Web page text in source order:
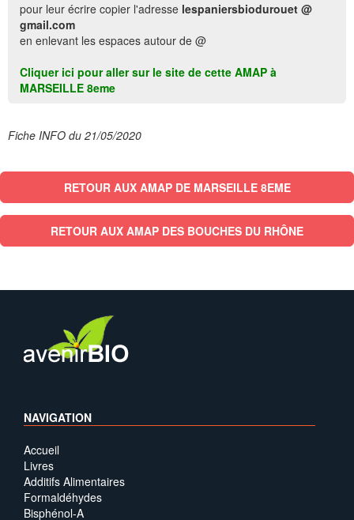
pour leur écrire copier l'adresse lespaniersbiodurouet @
gmail.com
en enlevant les espaces autour de @
Cliquer ici pour aller sur le site de cette AMAP à
MARSEILLE 8eme
Fiche INFO du 21/05/2020
RETOUR AUX AMAP DE MARSEILLE 8EME
RETOUR AUX AMAP DES BOUCHES DU RHÔNE
NAVIGATION
Accueil
Livres
Additifs Alimentaires
Formaldéhydes
Bisphénol-A